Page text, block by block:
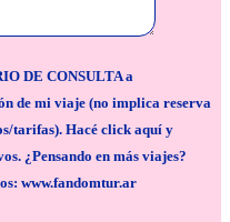
DE CONSULTA a
de mi viaje (no implica reserva
tarifas). Hacé click aquí y
¿Pensando en más viajes?
www.fandomtur.ar